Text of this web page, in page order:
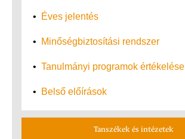
• Éves jelentés
• Minőségbiztosítási rendszer
• Tanulmányi programok értékelése
• Belső előírások
Tanszékek és intézetek